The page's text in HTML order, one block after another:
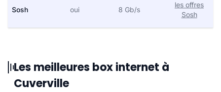
Sosh oui 8 Gb/s
les offres
Sosh
Les meilleures box internet à
Cuverville